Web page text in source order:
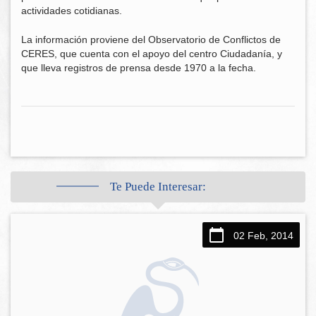
actividades cotidianas.
La información proviene del Observatorio de Conflictos de
CERES, que cuenta con el apoyo del centro Ciudadanía, y
que lleva registros de prensa desde 1970 a la fecha.
Te Puede Interesar:
02 Feb, 2014